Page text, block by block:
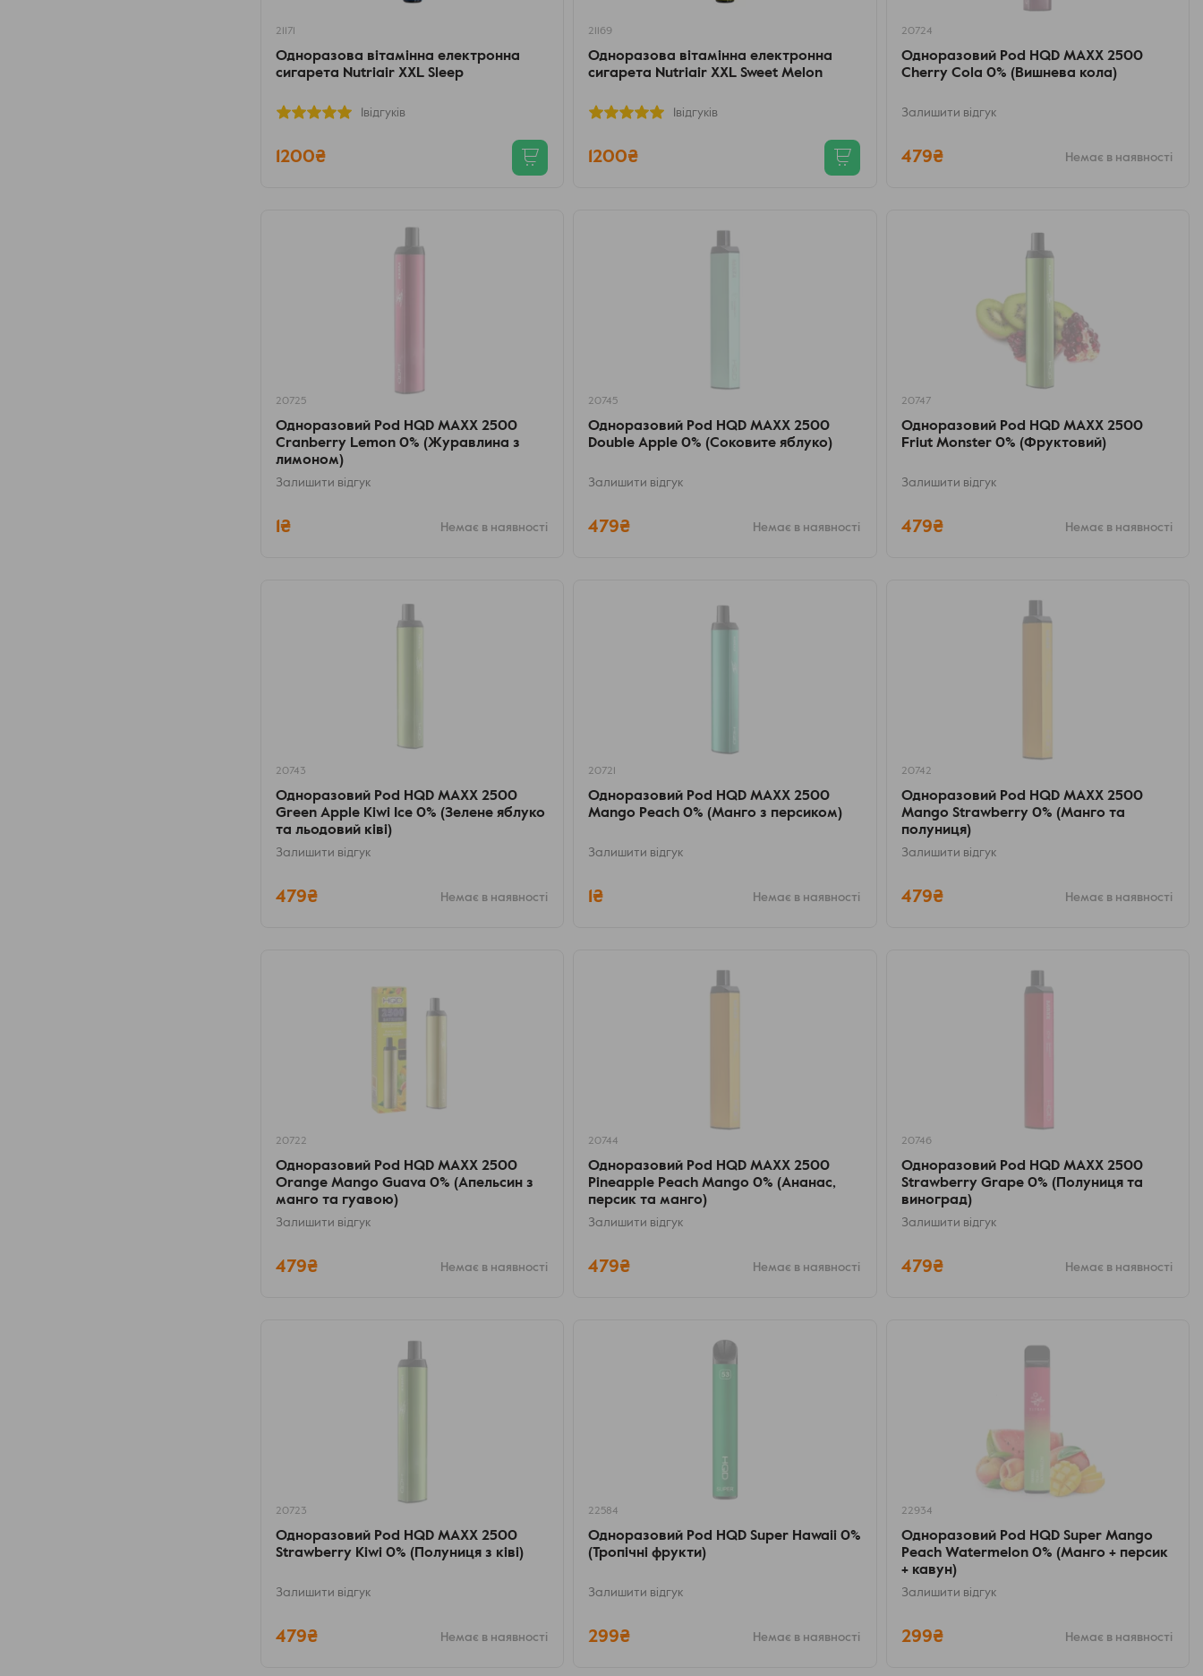
21171
Одноразова вітамінна електронна
сигарета Nutriair XXL Sleep
1відгуків
1200₴
21169
Одноразова вітамінна електронна
сигарета Nutriair XXL Sweet Melon
1відгуків
1200₴
20724
Одноразовий Pod HQD MAXX 2500
Cherry Cola 0% (Вишнева кола)
Залишити відгук
479₴ Немає в наявності
20725
Одноразовий Pod HQD MAXX 2500
Cranberry Lemon 0% (Журавлина з
лимоном)
Залишити відгук
1₴ Немає в наявності
20745
Одноразовий Pod HQD MAXX 2500
Double Apple 0% (Соковите яблуко)
Залишити відгук
479₴ Немає в наявності
20747
Одноразовий Pod HQD MAXX 2500
Friut Monster 0% (Фруктовий)
Залишити відгук
479₴ Немає в наявності
20743
Одноразовий Pod HQD MAXX 2500
Green Apple Kiwi Ice 0% (Зелене яблуко
та льодовий ківі)
Залишити відгук
479₴ Немає в наявності
20721
Одноразовий Pod HQD MAXX 2500
Mango Peach 0% (Манго з персиком)
Залишити відгук
1₴ Немає в наявності
20742
Одноразовий Pod HQD MAXX 2500
Mango Strawberry 0% (Манго та
полуниця)
Залишити відгук
479₴ Немає в наявності
20722
Одноразовий Pod HQD MAXX 2500
Orange Mango Guava 0% (Апельсин з
манго та гуавою)
Залишити відгук
479₴ Немає в наявності
20744
Одноразовий Pod HQD MAXX 2500
Pineapple Peach Mango 0% (Ананас,
персик та манго)
Залишити відгук
479₴ Немає в наявності
20746
Одноразовий Pod HQD MAXX 2500
Strawberry Grape 0% (Полуниця та
виноград)
Залишити відгук
479₴ Немає в наявності
20723
Одноразовий Pod HQD MAXX 2500
Strawberry Kiwi 0% (Полуниця з ківі)
Залишити відгук
479₴ Немає в наявності
22584
Одноразовий Pod HQD Super Hawaii 0%
(Тропічні фрукти)
Залишити відгук
299₴ Немає в наявності
22934
Одноразовий Pod HQD Super Mango
Peach Watermelon 0% (Манго + персик
+ кавун)
Залишити відгук
299₴ Немає в наявності